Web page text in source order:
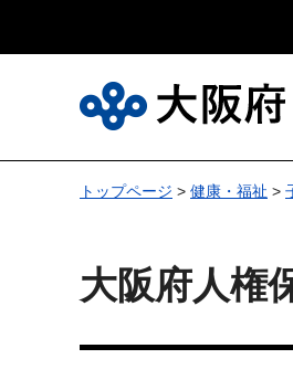
トップページ > 健康・福祉 >
大阪府人権